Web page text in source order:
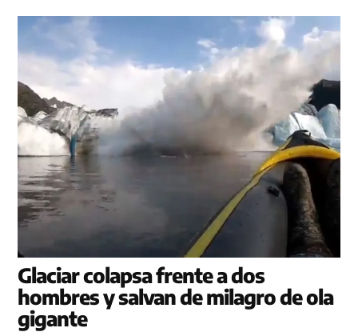
Glaciar colapsa frente a dos
hombres y salvan de milagro de ola
gigante